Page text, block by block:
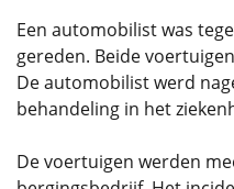
Een automobilist was
gereden. Beide
De automobilist werd
behandeling in het
De voertuigen werden